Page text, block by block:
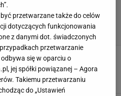
Płock nie wytrzymał. "Proszę ich
kibicami"
5 CZERWCA 2026, 16:11
przetwarzane także do celów
dotyczących funkcjonowania
z danymi dot. świadczonych
przetwarzanie
się w oparciu o
jej spółki powiązanej – Agora
Takiemu przetwarzaniu
do „Ustawień